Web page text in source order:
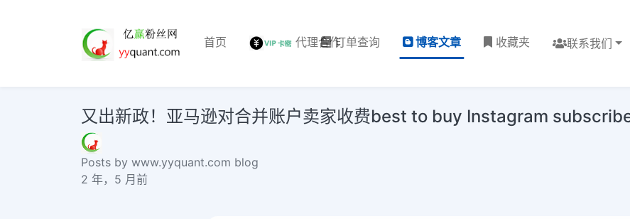
首页 代理合作订单查询 博客文章 收藏夹 联系我们
又出新政！亚马逊对合并账户卖家收费best to buy Instagram
Posts by www.yyquant.com blog
2 年，5 月前